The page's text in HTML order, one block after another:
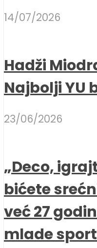
14/07/2026
Hadži
Najbolji YU
23/06/2026
„Deco,
bićete
već 27
mlade